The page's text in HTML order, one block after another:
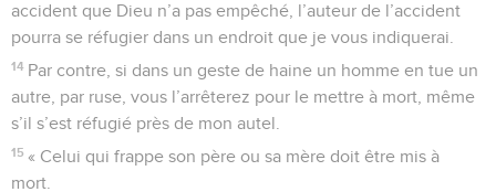
accident que Dieu n’a pas empêché, l’auteur de l’accident
pourra se réfugier dans un endroit que je vous indiquerai.
14 Par contre, si dans un geste de haine un homme en tue un
autre, par ruse, vous l’arrêterez pour le mettre à mort, même
s’il s’est réfugié près de mon autel.
15 « Celui qui frappe son père ou sa mère doit être mis à
mort.